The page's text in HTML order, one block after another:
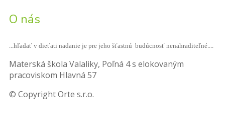
O nás
...hľadať v dieťati nadanie je pre jeho šťastnú budúcnosť nenahraditeľné....
Materská škola Valaliky, Poľná 4 s elokovaným
pracoviskom Hlavná 57
© Copyright Orte s.r.o.